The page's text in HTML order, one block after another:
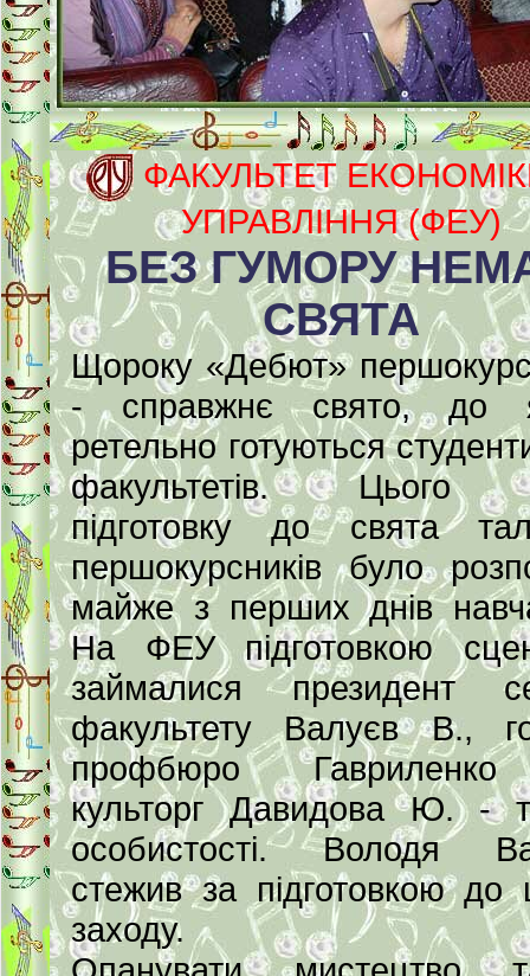
ФАКУЛЬТЕТ
УПРАВЛІННЯ (ФЕУ)
БЕЗ ГУМОРУ
СВЯТА
Щороку «Дебют»
- справжнє свято, до
ретельно готуються
факультетів. Цього
підготовку до свята
першокурсників було
майже з перших днів
На ФЕУ підготовкою
займалися президент
факультету Валуєв В.,
профбюро
культорг Давидова Ю. -
особистості. Володя
стежив за підготовкою до
заходу.